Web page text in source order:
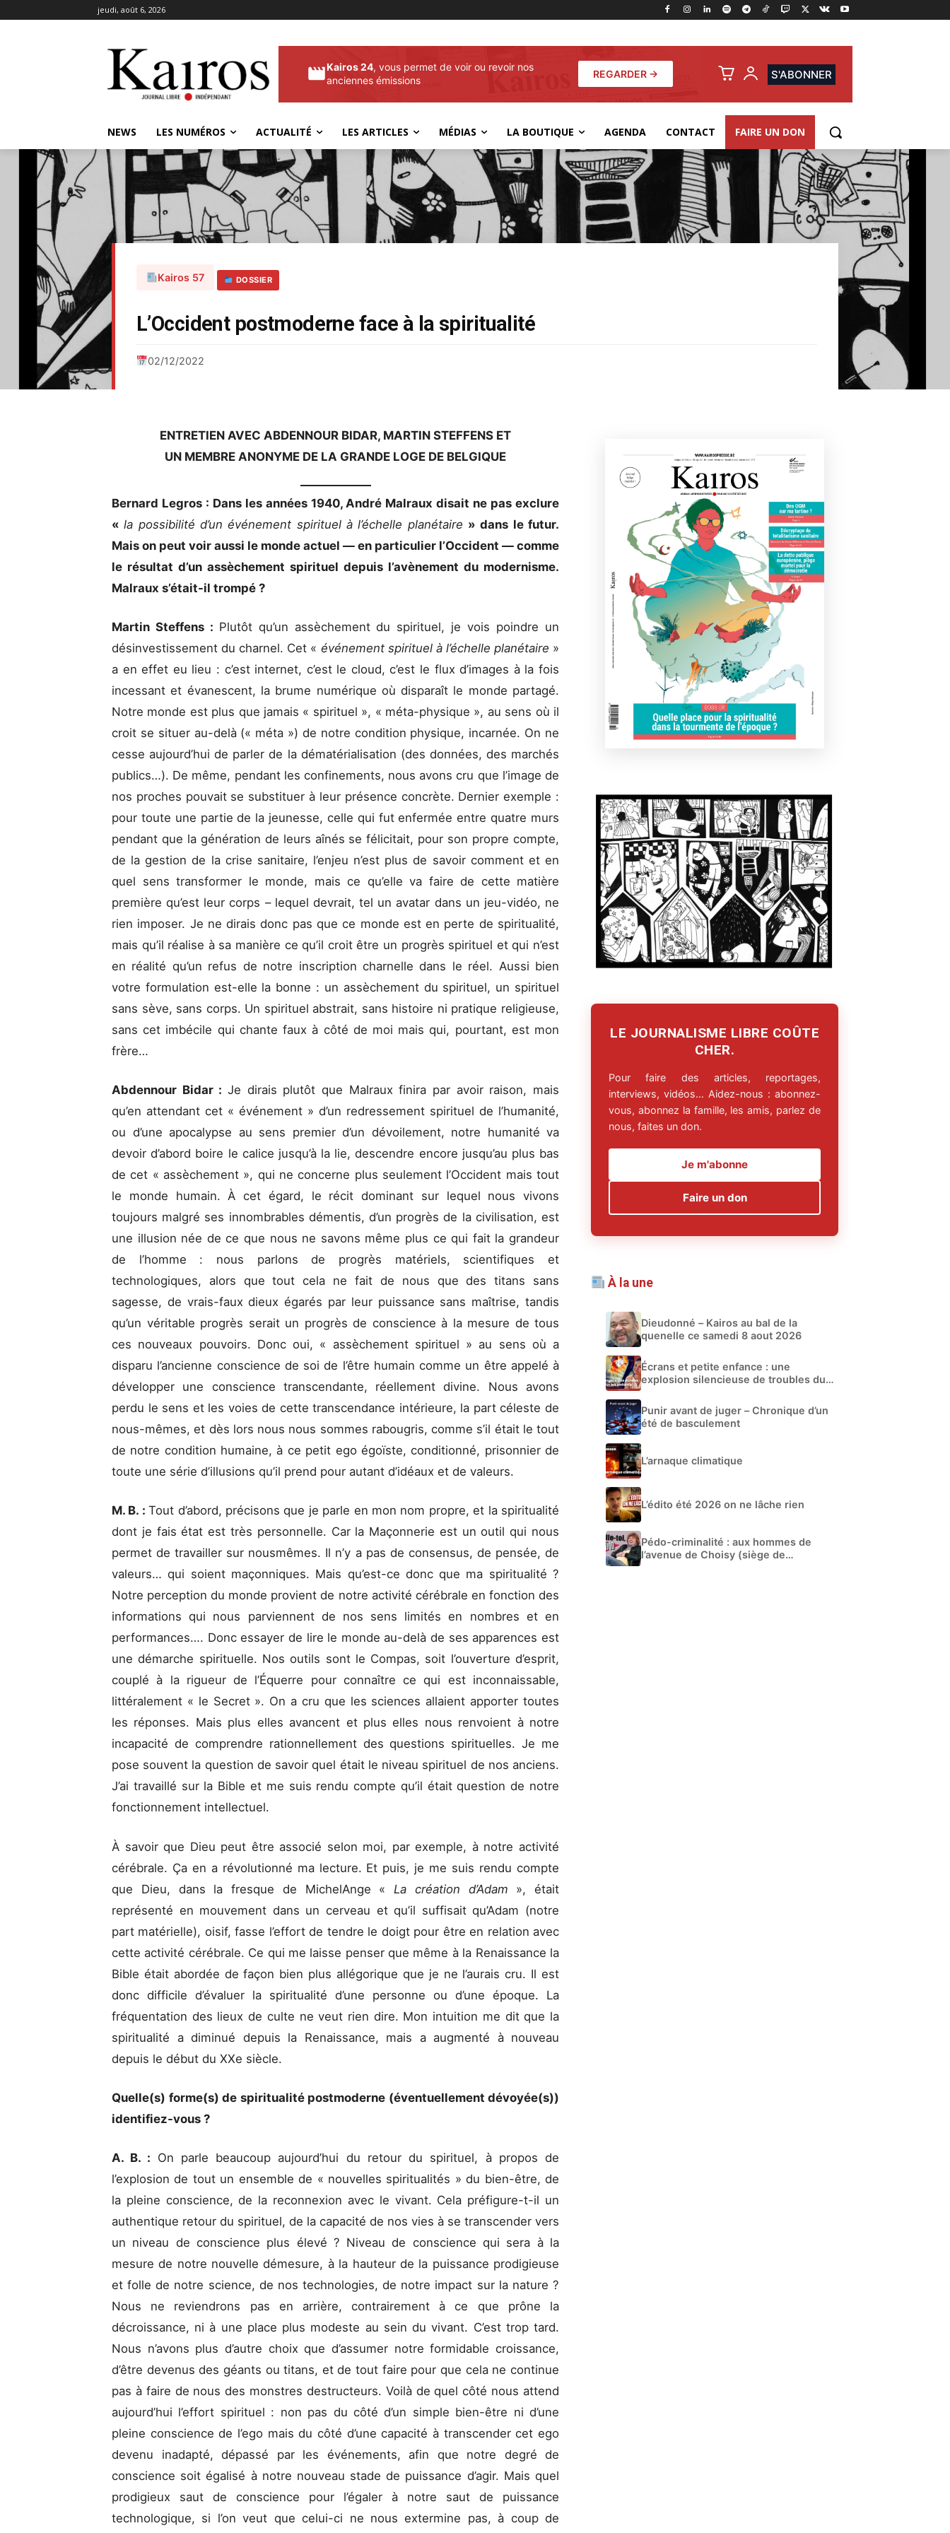
jeudi, août 6, 2026
Kairos 24, vous permet de voir ou revoir nos
anciennes émissions
REGARDER → S'ABONNER
NEWS LES NUMÉROS ACTUALITÉ LES ARTICLES MÉDIAS LA BOUTIQUE AGENDA CONTACT FAIRE UN DON
Kairos 57 DOSSIER
L’Occident postmoderne face à la spiritualité
02/12/2022
ENTRETIEN AVEC ABDENNOUR BIDAR, MARTIN STEFFENS ET
UN MEMBRE ANONYME DE LA GRANDE LOGE DE BELGIQUE
Bernard Legros : Dans les années 1940, André Malraux disait ne pas exclure
«la possibilité d’un événement spirituel à l’échelle planétaire » dans le futur.
Mais on peut voir aussi le monde actuel — en particulier l’Occident — comme
le résultat d’un assèchement spirituel depuis l’avènement du modernisme.
Malraux s’était-il trompé ?
Martin Steffens : Plutôt qu’un assèchement du spirituel, je vois poindre un
désinvestissement du charnel. Cet « événement spirituel à l’échelle planétaire »
a en effet eu lieu : c’est internet, c’est le cloud, c’est le flux d’images à la fois
incessant et évanescent, la brume numérique où disparaît le monde partagé.
Notre monde est plus que jamais « spirituel », « méta-physique », au sens où il
croit se situer au-delà (« méta ») de notre condition physique, incarnée. On ne
cesse aujourd’hui de parler de la dématérialisation (des données, des marchés
publics…). De même, pendant les confinements, nous avons cru que l’image de
nos proches pouvait se substituer à leur présence concrète. Dernier exemple :
pour toute une partie de la jeunesse, celle qui fut enfermée entre quatre murs
pendant que la génération de leurs aînés se félicitait, pour son propre compte,
de la gestion de la crise sanitaire, l’enjeu n’est plus de savoir comment et en
quel sens transformer le monde, mais ce qu’elle va faire de cette matière
première qu’est leur corps – lequel devrait, tel un avatar dans un jeu-vidéo, ne
rien imposer. Je ne dirais donc pas que ce monde est en perte de spiritualité,
mais qu’il réalise à sa manière ce qu’il croit être un progrès spirituel et qui n’est
en réalité qu’un refus de notre inscription charnelle dans le réel. Aussi bien
votre formulation est-elle la bonne : un assèchement du spirituel, un spirituel
sans sève, sans corps. Un spirituel abstrait, sans histoire ni pratique religieuse,
sans cet imbécile qui chante faux à côté de moi mais qui, pourtant, est mon
frère…
Abdennour Bidar : Je dirais plutôt que Malraux finira par avoir raison, mais
qu’en attendant cet « événement » d’un redressement spirituel de l’humanité,
ou d’une apocalypse au sens premier d’un dévoilement, notre humanité va
devoir d’abord boire le calice jusqu’à la lie, descendre encore jusqu’au plus bas
de cet « assèchement », qui ne concerne plus seulement l’Occident mais tout
le monde humain. À cet égard, le récit dominant sur lequel nous vivons
toujours malgré ses innombrables démentis, d’un progrès de la civilisation, est
une illusion née de ce que nous ne savons même plus ce qui fait la grandeur
de l’homme : nous parlons de progrès matériels, scientifiques et
technologiques, alors que tout cela ne fait de nous que des titans sans
sagesse, de vrais-faux dieux égarés par leur puissance sans maîtrise, tandis
qu’un véritable progrès serait un progrès de conscience à la mesure de tous
ces nouveaux pouvoirs. Donc oui, « assèchement spirituel » au sens où a
disparu l’ancienne conscience de soi de l’être humain comme un être appelé à
développer une conscience transcendante, réellement divine. Nous avons
perdu le sens et les voies de cette transcendance intérieure, la part céleste de
nous-mêmes, et dès lors nous nous sommes rabougris, comme s’il était le tout
de notre condition humaine, à ce petit ego égoïste, conditionné, prisonnier de
toute une série d’illusions qu’il prend pour autant d’idéaux et de valeurs.
M. B. :Tout d’abord, précisons que je parle en mon nom propre, et la spiritualité
dont je fais état est très personnelle. Car la Maçonnerie est un outil qui nous
permet de travailler sur nousmêmes. Il n’y a pas de consensus, de pensée, de
valeurs… qui soient maçonniques. Mais qu’est-ce donc que ma spiritualité ?
Notre perception du monde provient de notre activité cérébrale en fonction des
informations qui nous parviennent de nos sens limités en nombres et en
performances…. Donc essayer de lire le monde au-delà de ses apparences est
une démarche spirituelle. Nos outils sont le Compas, soit l’ouverture d’esprit,
couplé à la rigueur de l’Équerre pour connaître ce qui est inconnaissable,
littéralement « le Secret ». On a cru que les sciences allaient apporter toutes
les réponses. Mais plus elles avancent et plus elles nous renvoient à notre
incapacité de comprendre rationnellement des questions spirituelles. Je me
pose souvent la question de savoir quel était le niveau spirituel de nos anciens.
J’ai travaillé sur la Bible et me suis rendu compte qu’il était question de notre
fonctionnement intellectuel.
À savoir que Dieu peut être associé selon moi, par exemple, à notre activité
cérébrale. Ça en a révolutionné ma lecture. Et puis, je me suis rendu compte
que Dieu, dans la fresque de MichelAnge « La création d’Adam », était
représenté en mouvement dans un cerveau et qu’il suffisait qu’Adam (notre
part matérielle), oisif, fasse l’effort de tendre le doigt pour être en relation avec
cette activité cérébrale. Ce qui me laisse penser que même à la Renaissance la
Bible était abordée de façon bien plus allégorique que je ne l’aurais cru. Il est
donc difficile d’évaluer la spiritualité d’une personne ou d’une époque. La
fréquentation des lieux de culte ne veut rien dire. Mon intuition me dit que la
spiritualité a diminué depuis la Renaissance, mais a augmenté à nouveau
depuis le début du XXe siècle.
Quelle(s) forme(s) de spiritualité postmoderne (éventuellement dévoyée(s))
identifiez-vous ?
A. B. : On parle beaucoup aujourd’hui du retour du spirituel, à propos de
l’explosion de tout un ensemble de « nouvelles spiritualités » du bien-être, de
la pleine conscience, de la reconnexion avec le vivant. Cela préfigure-t-il un
authentique retour du spirituel, de la capacité de nos vies à se transcender vers
un niveau de conscience plus élevé ? Niveau de conscience qui sera à la
mesure de notre nouvelle démesure, à la hauteur de la puissance prodigieuse
et folle de notre science, de nos technologies, de notre impact sur la nature ?
Nous ne reviendrons pas en arrière, contrairement à ce que prône la
décroissance, ni à une place plus modeste au sein du vivant. C’est trop tard.
Nous n’avons plus d’autre choix que d’assumer notre formidable croissance,
d’être devenus des géants ou titans, et de tout faire pour que cela ne continue
pas à faire de nous des monstres destructeurs. Voilà de quel côté nous attend
aujourd’hui l’effort spirituel : non pas du côté d’un simple bien-être ni d’une
pleine conscience de l’ego mais du côté d’une capacité à transcender cet ego
devenu inadapté, dépassé par les événements, afin que notre degré de
conscience soit égalisé à notre nouveau stade de puissance d’agir. Mais quel
prodigieux saut de conscience pour l’égaler à notre saut de puissance
technologique, si l’on veut que celui-ci ne nous extermine pas, à coup de
LE JOURNALISME LIBRE COÛTE
CHER.
Pour faire des articles, reportages,
interviews, vidéos… Aidez-nous : abonnez-
vous, abonnez la famille, les amis, parlez de
nous, faites un don.
Je m'abonne
Faire un don
À la une
Dieudonné – Kairos au bal de la
quenelle ce samedi 8 aout 2026
Écrans et petite enfance : une
explosion silencieuse de troubles du
Punir avant de juger – Chronique d’un
été de basculement
L’arnaque climatique
L’édito été 2026 on ne lâche rien
Pédo-criminalité : aux hommes de
l’avenue de Choisy (siège de